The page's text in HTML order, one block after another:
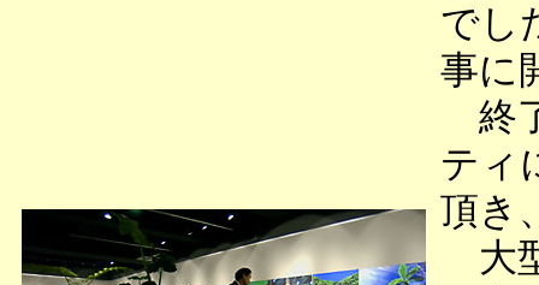
でし
事に
終
ティ
頂き
大